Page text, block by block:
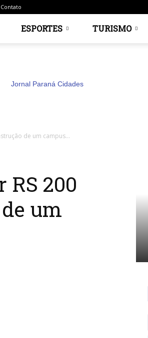
Contato
ESPORTES TURISMO
de um campus...
200
um